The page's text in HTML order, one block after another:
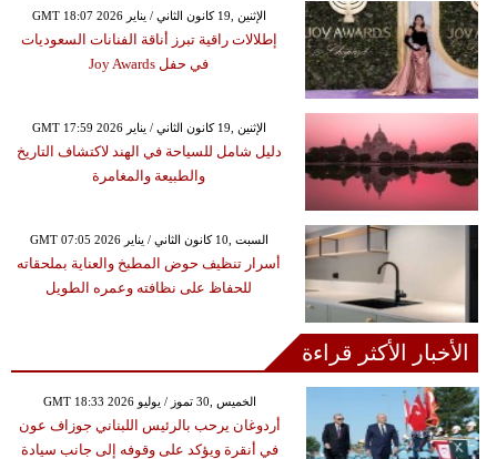
GMT 18:07 2026 الإثنين ,19 كانون الثاني / يناير
إطلالات راقية تبرز أناقة الفنانات السعوديات
في حفل Joy Awards
GMT 17:59 2026 الإثنين ,19 كانون الثاني / يناير
دليل شامل للسياحة في الهند لاكتشاف التاريخ
والطبيعة والمغامرة
GMT 07:05 2026 السبت ,10 كانون الثاني / يناير
أسرار تنظيف حوض المطبخ والعناية بملحقاته
للحفاظ على نظافته وعمره الطويل
الأخبار الأكثر قراءة
GMT 18:33 2026 الخميس ,30 تموز / يوليو
أردوغان يرحب بالرئيس اللبناني جوزاف عون
في أنقرة ويؤكد على وقوفه إلى جانب سيادة